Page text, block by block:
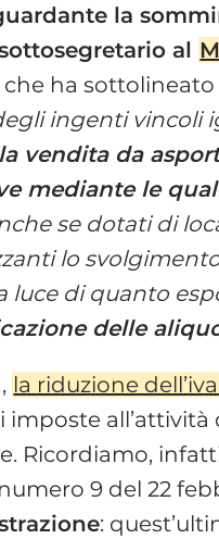
la
al
che ha
ingenti vincoli
la vendita da
mediante le
se dotati di
lo
luce di quanto
delle
la riduzione
imposte
Ricordiamo,
9 del 22
: